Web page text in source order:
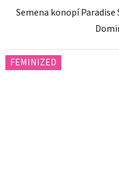
Semena konopí
FEMINIZED